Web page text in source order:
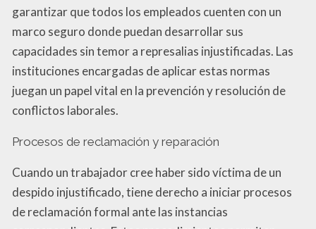
garantizar que todos los empleados cuenten con un
marco seguro donde puedan desarrollar sus
capacidades sin temor a represalias injustificadas. Las
instituciones encargadas de aplicar estas normas
juegan un papel vital en la prevención y resolución de
conflictos laborales.
Procesos de reclamación y reparación
Cuando un trabajador cree haber sido víctima de un
despido injustificado, tiene derecho a iniciar procesos
de reclamación formal ante las instancias